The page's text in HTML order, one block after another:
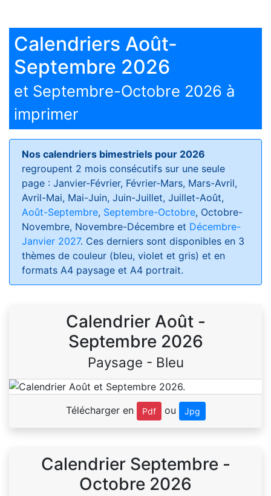
Calendriers Août-
Septembre 2026
et Septembre-Octobre 2026 à
imprimer
Nos calendriers bimestriels pour 2026
regroupent 2 mois consécutifs sur une seule
page : Janvier-Février, Février-Mars, Mars-Avril,
Avril-Mai, Mai-Juin, Juin-Juillet, Juillet-Août,
Août-Septembre, Septembre-Octobre, Octobre-
Novembre, Novembre-Décembre et Décembre-
Janvier 2027. Ces derniers sont disponibles en 3
thèmes de couleur (bleu, violet et gris) et en
formats A4 paysage et A4 portrait.
Calendrier Août -
Septembre 2026
Paysage - Bleu
Télécharger en Pdf ou Jpg
Calendrier Septembre -
Octobre 2026